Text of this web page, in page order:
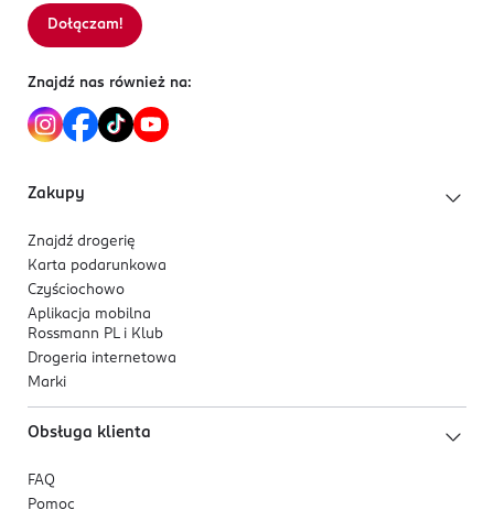
Sortowanie wg
Dołączam!
Znajdź nas również na:
Zakupy
Znajdź drogerię
Karta podarunkowa
Czyściochowo
Aplikacja mobilna
Rossmann PL i Klub
Drogeria internetowa
Marki
Obsługa klienta
FAQ
Pomoc